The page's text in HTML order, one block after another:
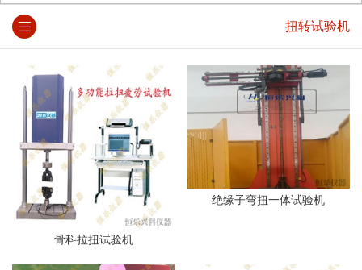
扭转试验机
骨科拉扭试验机
绝缘子弯扭一体试验机